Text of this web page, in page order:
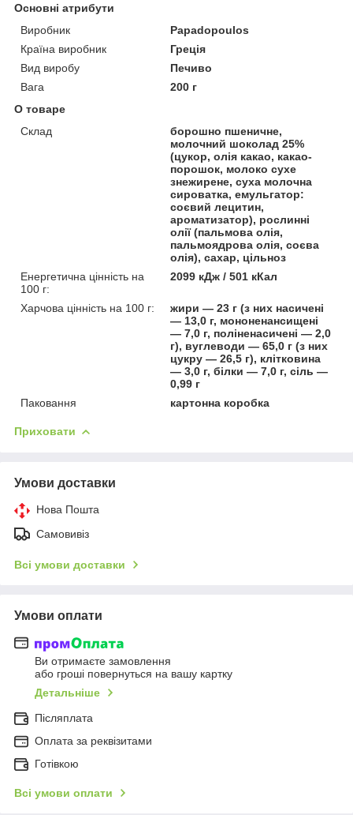
Основні атрибути
Виробник
Papadopoulos
Країна виробник
Греція
Вид виробу
Печиво
Вага
200 г
О товаре
Склад
борошно пшеничне,
молочний шоколад 25%
(цукор, олія какао, какао-
порошок, молоко сухе
знежирене, суха молочна
сироватка, емульгатор:
соєвий лецитин,
ароматизатор), рослинні
олії (пальмова олія,
пальмоядрова олія, соєва
олія), сахар, цільноз
Енергетична цінність на
100 г:
2099 кДж / 501 кКал
Харчова цінність на 100 г:
жири — 23 г (з них насичені
— 13,0 г, мононенансищені
— 7,0 г, поліненасичені — 2,0
г), вуглеводи — 65,0 г (з них
цукру — 26,5 г), клітковина
— 3,0 г, білки — 7,0 г, сіль —
0,99 г
Паковання
картонна коробка
Приховати
Умови доставки
Нова Пошта
Самовивіз
Всі умови доставки
Умови оплати
Ви отримаєте замовлення
або гроші повернуться на вашу картку
Детальніше
Післяплата
Оплата за реквізитами
Готівкою
Всі умови оплати